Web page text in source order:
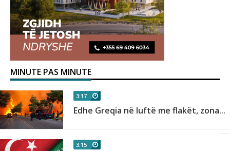
MINUTE PAS MINUTE
3:17
Edhe Greqia në luftë me flakët, zona...
3:15